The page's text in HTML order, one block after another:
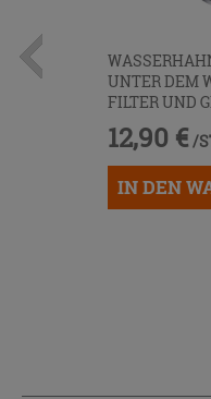
UNTER DEM
FILTER UND
12,90 € /
IN DEN